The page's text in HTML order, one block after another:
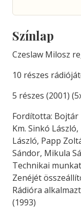
Színlap
Czeslaw Milosz
10 részes
5 részes (2001)
Fordította: Bojtár
Km. Sinkó
László, Papp
Sándor, Mikula
Technikai
Zenéjét
Rádióra
(1993)